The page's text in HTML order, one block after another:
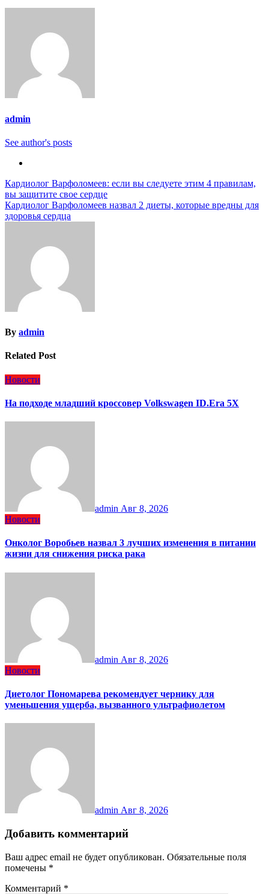
admin
See author's posts
Навигация
по
записям
Кардиолог Варфоломеев: если вы следуете этим 4 правилам,
вы защитите свое сердце
Кардиолог Варфоломеев назвал 2 диеты, которые вредны для
здоровья сердца
By admin
Related Post
Новости
На подходе младший кроссовер Volkswagen ID.Era 5X
admin Авг 8, 2026
Новости
Онколог Воробьев назвал 3 лучших изменения в питании
жизни для снижения риска рака
admin Авг 8, 2026
Новости
Диетолог Пономарева рекомендует чернику для
уменьшения ущерба, вызванного ультрафиолетом
admin Авг 8, 2026
Добавить комментарий
Ваш адрес email не будет опубликован. Обязательные поля
помечены *
Комментарий *